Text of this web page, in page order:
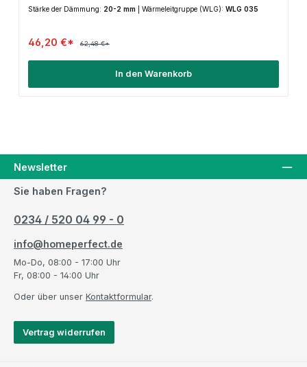
Stärke der Dämmung: 20-2 mm Wärmeleitgruppe (WLG): WLG 035
46,20 €* 62,48 €*
In den Warenkorb
Newsletter
Sie haben Fragen?
0234 / 520 04 99 - 0
info@homeperfect.de
Mo-Do, 08:00 - 17:00 Uhr
Fr, 08:00 - 14:00 Uhr
Oder über unser Kontaktformular.
Vertrag widerrufen